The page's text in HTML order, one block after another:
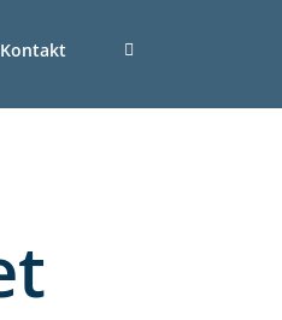
Kontakt